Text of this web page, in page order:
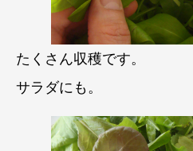
たくさん収穫です。
サラダにも。